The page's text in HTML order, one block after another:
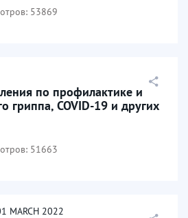
53869
по профилактике и
гриппа, COVID-19 и других
51663
MARCH 2022